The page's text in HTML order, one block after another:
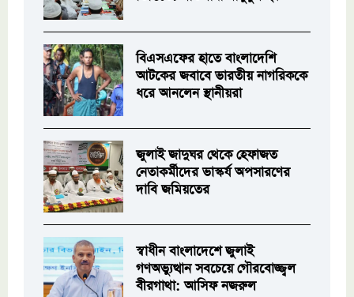
বিএসএফের হাতে বাংলাদেশি
আটকের জবাবে ভারতীয় নাগরিককে
ধরে আনলেন স্থানীয়রা
জুলাই জাদুঘর থেকে হেফাজত
নেতাকর্মীদের ভাস্কর্য অপসারণের
দাবি জমিয়তের
স্বাধীন বাংলাদেশে জুলাই
গণঅভ্যুত্থান সবচেয়ে গৌরবোজ্জ্বল
বীরগাথা: আসিফ নজরুল